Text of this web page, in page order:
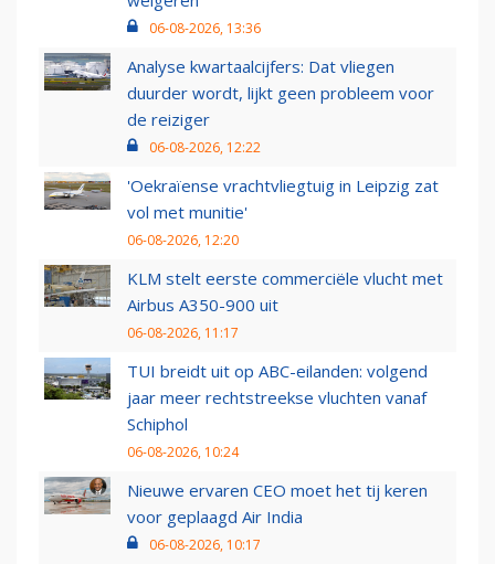
06-08-2026, 13:36
Analyse kwartaalcijfers: Dat vliegen
duurder wordt, lijkt geen probleem voor
de reiziger
06-08-2026, 12:22
'Oekraïense vrachtvliegtuig in Leipzig zat
vol met munitie'
06-08-2026, 12:20
KLM stelt eerste commerciële vlucht met
Airbus A350-900 uit
06-08-2026, 11:17
TUI breidt uit op ABC-eilanden: volgend
jaar meer rechtstreekse vluchten vanaf
Schiphol
06-08-2026, 10:24
Nieuwe ervaren CEO moet het tij keren
voor geplaagd Air India
06-08-2026, 10:17